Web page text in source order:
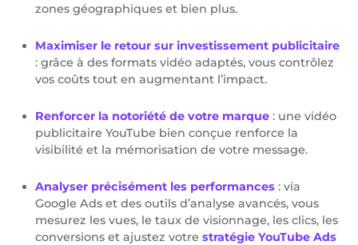
zones géographiques et bien plus.
Maximiser le retour sur investissement publicitaire
: grâce à des formats vidéo adaptés, vous contrôlez
vos coûts tout en augmentant l’impact.
Renforcer la notoriété de votre marque : une vidéo
publicitaire YouTube bien conçue renforce la
visibilité et la mémorisation de votre message.
Analyser précisément les performances : via
Google Ads et des outils d’analyse avancés, vous
mesurez les vues, le taux de visionnage, les clics, les
conversions et ajustez votre stratégie YouTube Ads